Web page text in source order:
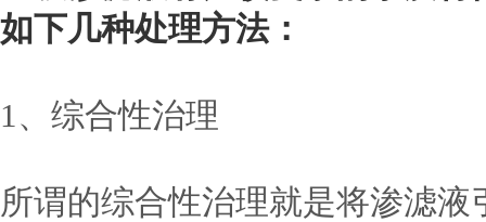
如下几种处理方法：
1、综合性治理
所谓的综合性治理就是将渗滤